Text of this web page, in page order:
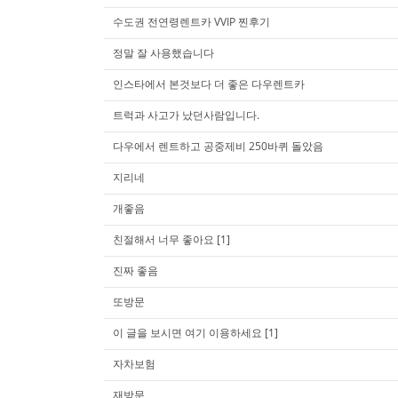
수도권 전연령렌트카 VVIP 찐후기
정말 잘 사용했습니다
인스타에서 본것보다 더 좋은 다우렌트카
트럭과 사고가 났던사람입니다.
다우에서 렌트하고 공중제비 250바퀴 돌았음
지리네
개좋음
친절해서 너무 좋아요 [1]
진짜 좋음
또방문
이 글을 보시면 여기 이용하세요 [1]
자차보험
재방문